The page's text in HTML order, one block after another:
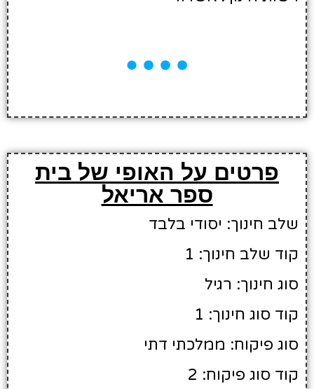
פרטים על האופי של בית
ספר אריאל
שלב חינוך: יסודי בלבד
קוד שלב חינוך: 1
סוג חינוך: רגיל
קוד סוג חינוך: 1
סוג פיקוח: ממלכתי דתי
קוד סוג פיקוח: 2